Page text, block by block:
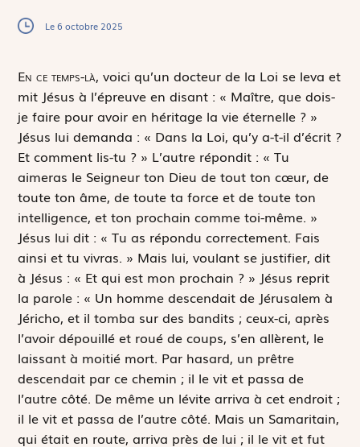
Le 6 octobre 2025
En ce temps-là, voici qu’un docteur de la Loi se leva et
mit Jésus à l’épreuve en disant : « Maître, que dois-
je faire pour avoir en héritage la vie éternelle ? »
Jésus lui demanda : « Dans la Loi, qu’y a-t-il d’écrit ?
Et comment lis-tu ? » L’autre répondit : « Tu
aimeras le Seigneur ton Dieu de tout ton cœur, de
toute ton âme, de toute ta force et de toute ton
intelligence, et ton prochain comme toi-même. »
Jésus lui dit : « Tu as répondu correctement. Fais
ainsi et tu vivras. » Mais lui, voulant se justifier, dit
à Jésus : « Et qui est mon prochain ? » Jésus reprit
la parole : « Un homme descendait de Jérusalem à
Jéricho, et il tomba sur des bandits ; ceux-ci, après
l’avoir dépouillé et roué de coups, s’en allèrent, le
laissant à moitié mort. Par hasard, un prêtre
descendait par ce chemin ; il le vit et passa de
l’autre côté. De même un lévite arriva à cet endroit ;
il le vit et passa de l’autre côté. Mais un Samaritain,
qui était en route, arriva près de lui ; il le vit et fut